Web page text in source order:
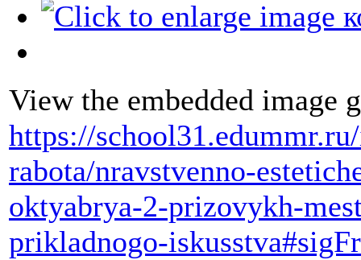
View the embedded image
https://
rabota/nravstvenno-
oktyabrya-2-prizovykh-
prikladnogo-